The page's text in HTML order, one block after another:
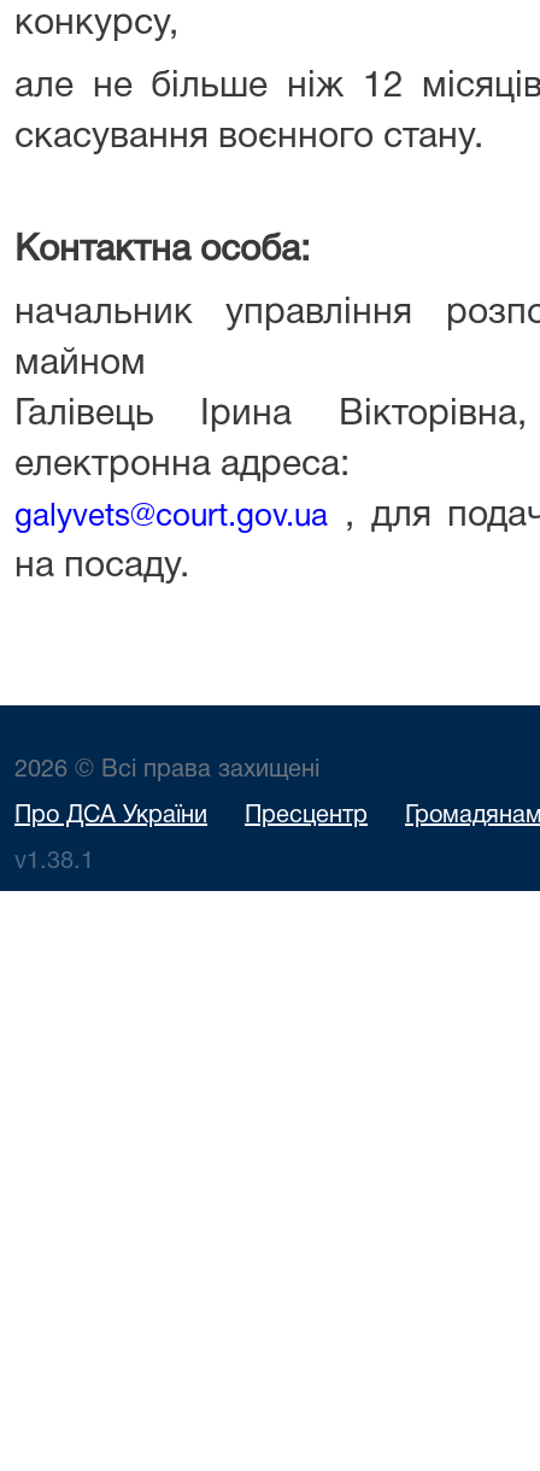
конкурсу,
але не більше ніж 12
скасування воєнного стану.
Контактна особа:
начальник управління
майном
Галівець Ірина
електронна адреса:
galyvets@court.gov.ua , для
на посаду.
2026 © Всі права захищені
Про ДСА України Пресцентр
v1.38.1